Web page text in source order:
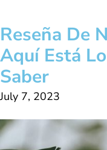
Reseña De
Aquí Está
Saber
July 7, 2023